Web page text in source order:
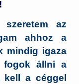
az
ahhoz a
mindig igaza
fogok állni a
a céggel